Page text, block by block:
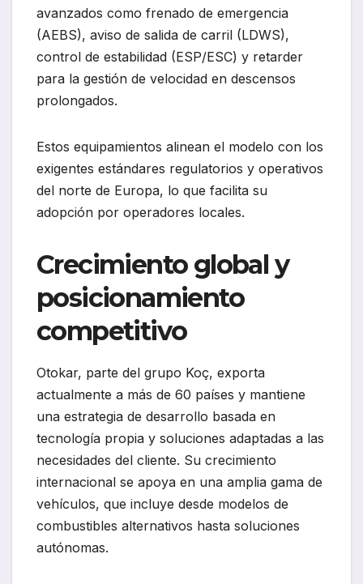
avanzados como frenado de emergencia
(AEBS), aviso de salida de carril (LDWS),
control de estabilidad (ESP/ESC) y retarder
para la gestión de velocidad en descensos
prolongados.
Estos equipamientos alinean el modelo con los
exigentes estándares regulatorios y operativos
del norte de Europa, lo que facilita su
adopción por operadores locales.
Crecimiento global y
posicionamiento
competitivo
Otokar, parte del grupo Koç, exporta
actualmente a más de 60 países y mantiene
una estrategia de desarrollo basada en
tecnología propia y soluciones adaptadas a las
necesidades del cliente. Su crecimiento
internacional se apoya en una amplia gama de
vehículos, que incluye desde modelos de
combustibles alternativos hasta soluciones
autónomas.